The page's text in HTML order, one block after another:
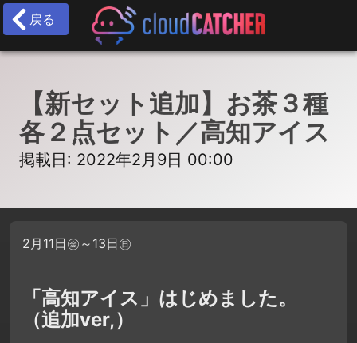
戻る
【新セット追加】お茶３種
各２点セット／高知アイス
掲載日: 2022年2月9日 00:00
2月11日㊎～13日㊐
「高知アイス」はじめました。
（追加ver,）